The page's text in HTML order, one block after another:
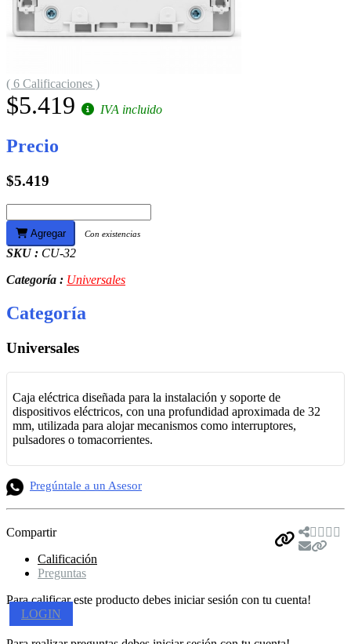
( 6 Calificaciones )
$5.419 IVA incluido
Precio
$5.419
Agregar Con existencias
SKU : CU-32
Categoría : Universales
Categoría
Universales
Caja eléctrica diseñada para la instalación y soporte de
dispositivos eléctricos, con una profundidad aproximada de 32
mm, utilizada para alojar mecanismos como interruptores,
pulsadores o tomacorrientes.
Pregúntale a un Asesor
Compartir
Calificación
Preguntas
Para calificar este producto debes iniciar sesión con tu cuenta!
LOGIN